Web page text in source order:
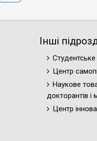
Інші
Центр
Наукове
докторантів і
Центр